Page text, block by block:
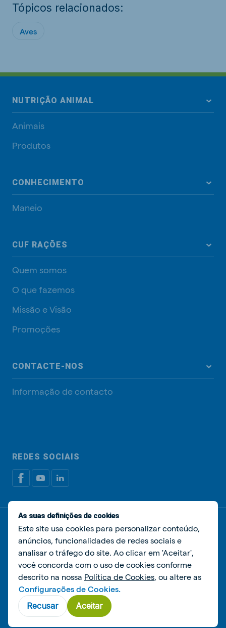
Tópicos relacionados:
Aves
NUTRIÇÃO ANIMAL
Animais
Produtos
CONHECIMENTO
Maneio
CUF RAÇÕES
Quem somos
O que fazemos
Missão e Visão
Promoções
CONTACTE-NOS
Informação de contacto
REDES SOCIAIS
Política de privacidadePolítica de cookies
Livro de Reclamações
Gerir cookies
© De Heus Nutrição Animal
As suas definições de cookies
Este site usa cookies para personalizar conteúdo,
anúncios, funcionalidades de redes sociais e
analisar o tráfego do site. Ao clicar em 'Aceitar',
você concorda com o uso de cookies conforme
descrito na nossa Política de Cookies, ou altere as
Configurações de Cookies.
Recusar Aceitar